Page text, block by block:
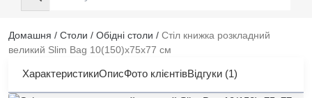
Домашня / Столи / Обідні столи / Стіл книжка розкладний
великий Slim Bag 10(150)x75x77 см
ХарактеристикиОписФото клієнтівВідгуки (1)